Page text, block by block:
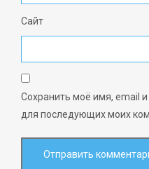
Сайт
Сохранить моё имя, email
для последующих моих